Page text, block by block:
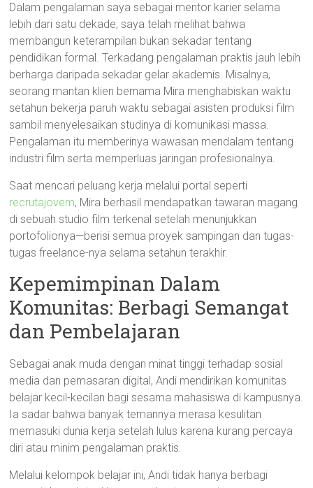
Dalam pengalaman saya sebagai mentor karier selama
lebih dari satu dekade, saya telah melihat bahwa
membangun keterampilan bukan sekadar tentang
pendidikan formal. Terkadang pengalaman praktis jauh lebih
berharga daripada sekadar gelar akademis. Misalnya,
seorang mantan klien bernama Mira menghabiskan waktu
setahun bekerja paruh waktu sebagai asisten produksi film
sambil menyelesaikan studinya di komunikasi massa.
Pengalaman itu memberinya wawasan mendalam tentang
industri film serta memperluas jaringan profesionalnya.
Saat mencari peluang kerja melalui portal seperti
recrutajovem, Mira berhasil mendapatkan tawaran magang
di sebuah studio film terkenal setelah menunjukkan
portofolionya—berisi semua proyek sampingan dan tugas-
tugas freelance-nya selama setahun terakhir.
Kepemimpinan Dalam
Komunitas: Berbagi Semangat
dan Pembelajaran
Sebagai anak muda dengan minat tinggi terhadap sosial
media dan pemasaran digital, Andi mendirikan komunitas
belajar kecil-kecilan bagi sesama mahasiswa di kampusnya.
Ia sadar bahwa banyak temannya merasa kesulitan
memasuki dunia kerja setelah lulus karena kurang percaya
diri atau minim pengalaman praktis.
Melalui kelompok belajar ini, Andi tidak hanya berbagi